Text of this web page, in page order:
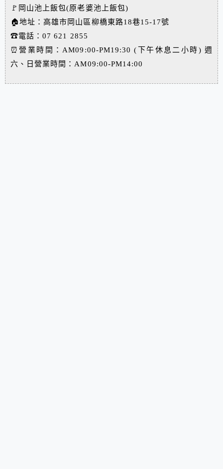
🚩岡山池上飯包(原老婆池上飯包)
🏠地址：高雄市岡山區柳橋東路18巷15-17號
☎電話：07 621 2855
⏰營業時間：AM09:00-PM19:30 (下午休息二小時) 週
六、日營業時間：AM09:00-PM14:00